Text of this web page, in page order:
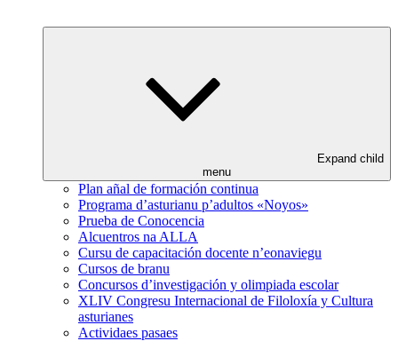
Expand child
menu
Plan añal de formación continua
Programa d’asturianu p’adultos «Noyos»
Prueba de Conocencia
Alcuentros na ALLA
Cursu de capacitación docente n’eonaviegu
Cursos de branu
Concursos d’investigación y olimpiada escolar
XLIV Congresu Internacional de Filoloxía y Cultura
asturianes
Actividaes pasaes